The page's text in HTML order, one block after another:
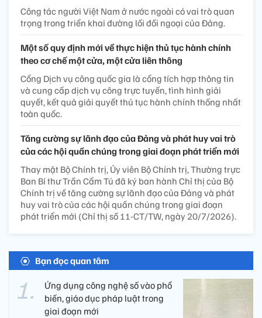
Công tác người Việt Nam ở nước ngoài có vai trò quan
trọng trong triển khai đường lối đối ngoại của Đảng.
Một số quy định mới về thực hiện thủ tục hành chính
theo cơ chế một cửa, một cửa liên thông
Cổng Dịch vụ công quốc gia là cổng tích hợp thông tin
và cung cấp dịch vụ công trực tuyến, tình hình giải
quyết, kết quả giải quyết thủ tục hành chính thống nhất
toàn quốc.
Tăng cường sự lãnh đạo của Đảng và phát huy vai trò
của các hội quần chúng trong giai đoạn phát triển mới
Thay mặt Bộ Chính trị, Ủy viên Bộ Chính trị, Thường trực
Ban Bí thư Trần Cẩm Tú đã ký ban hành Chỉ thị của Bộ
Chính trị về tăng cường sự lãnh đạo của Đảng và phát
huy vai trò của các hội quần chúng trong giai đoạn
phát triển mới (Chỉ thị số 11-CT/TW, ngày 20/7/2026).
Bạn đọc quan tâm
Ứng dụng công nghệ số vào phổ
biến, giáo dục pháp luật trong
giai đoạn mới